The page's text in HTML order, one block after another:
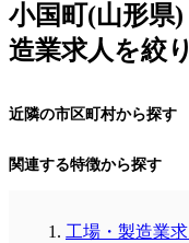
小国町(山形県
造業求人を絞
近隣の市区町村から探す
関連する特徴から探す
工場・製造業求